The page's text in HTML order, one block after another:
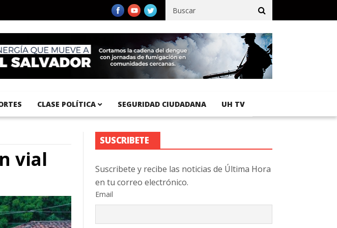
Internacional del Pacífico registra 92 % de avance en obras de terracería
CLASE POLÍTICA SEGURIDAD CIUDADANA UH TV
vial
SUSCRIBETE
Suscribete y recibe las noticias de Última Hora
en tu correo electrónico.
Email